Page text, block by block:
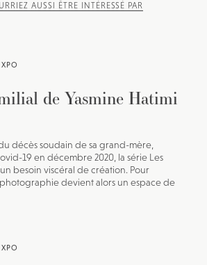
AUSSI ÊTRE INTÉRESSÉ PAR
de Yasmine Hatimi
décès soudain de sa grand-mère,
19 en décembre 2020, la série Les
besoin viscéral de création. Pour
photographie devient alors un espace de